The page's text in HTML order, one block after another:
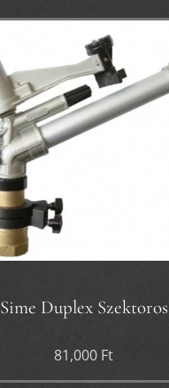
Sime Duplex Szektoros
81,000 Ft